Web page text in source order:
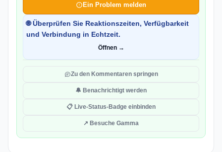
Ein Problem melden
🌐 Überprüfen Sie Reaktionszeiten, Verfügbarkeit
und Verbindung in Echtzeit.
Öffnen →
Zu den Kommentaren springen
🔔 Benachrichtigt werden
📋 Live-Status-Badge einbinden
↗ Besuche Gamma